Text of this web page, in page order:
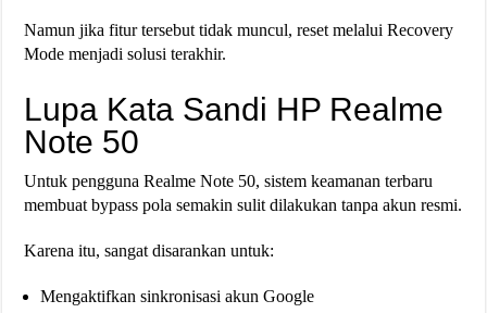
Namun jika fitur tersebut tidak muncul, reset melalui Recovery
Mode menjadi solusi terakhir.
Lupa Kata Sandi HP Realme
Note 50
Untuk pengguna Realme Note 50, sistem keamanan terbaru
membuat bypass pola semakin sulit dilakukan tanpa akun resmi.
Karena itu, sangat disarankan untuk:
Mengaktifkan sinkronisasi akun Google